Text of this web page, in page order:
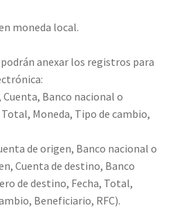
moneda local.
anexar los registros para
Banco nacional o
Moneda, Tipo de cambio,
de origen, Banco nacional o
Cuenta de destino, Banco
de destino, Fecha, Total,
Beneficiario, RFC).